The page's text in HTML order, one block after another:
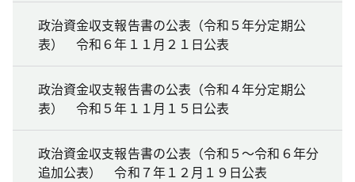
政治資金収支報告書の公表（令和５年分定期公
表） 令和６年１１月２１日公表
政治資金収支報告書の公表（令和４年分定期公
表） 令和５年１１月１５日公表
政治資金収支報告書の公表（令和５～令和６年分
追加公表） 令和７年１２月１９日公表